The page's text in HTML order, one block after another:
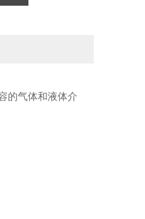
的气体和液体介